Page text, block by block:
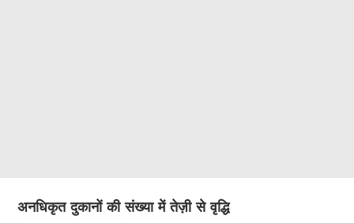
अनधिकृत दुकानों की संख्या में तेज़ी से वृद्धि